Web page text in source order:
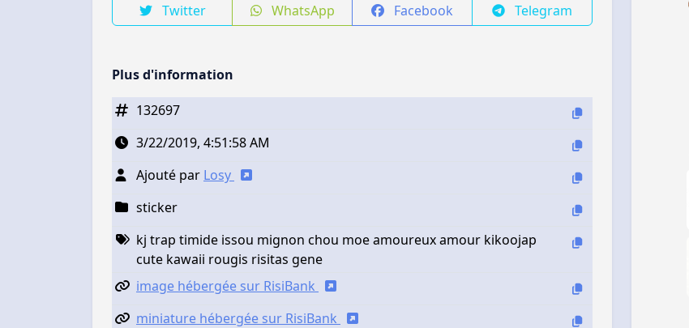
Twitter WhatsApp Facebook Telegram
Plus d'information
132697
3/22/2019, 4:51:58 AM
Ajouté par Losy
sticker
kj trap timide issou mignon chou moe amoureux amour kikoojap
cute kawaii rougis risitas gene
image hébergée sur RisiBank
miniature hébergée sur RisiBank